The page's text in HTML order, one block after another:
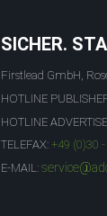
SICHER.
Firstlead GmbH,
HOTLINE
HOTLINE
TELEFAX: +49 (0)30
E-MAIL: